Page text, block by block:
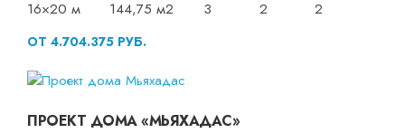
16×20 м
144,75 м2
3
2
2
ОТ 4.704.375 РУБ.
ПРОЕКТ ДОМА «МЬЯХАДАС»